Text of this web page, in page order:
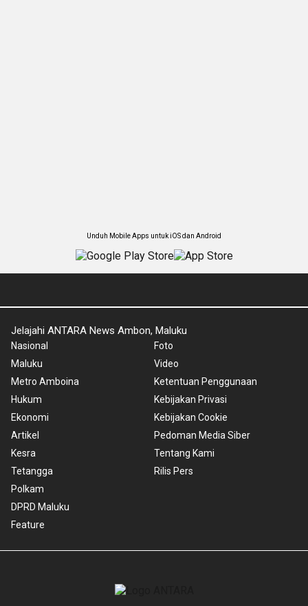
Unduh Mobile Apps untuk iOS dan Android
Jelajahi ANTARA News Ambon, Maluku
Nasional
Maluku
Metro Amboina
Hukum
Ekonomi
Artikel
Kesra
Tetangga
Polkam
DPRD Maluku
Feature
Foto
Video
Ketentuan Penggunaan
Kebijakan Privasi
Kebijakan Cookie
Pedoman Media Siber
Tentang Kami
Rilis Pers